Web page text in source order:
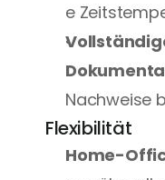
e
Nachweise
Flexibilität
Home-